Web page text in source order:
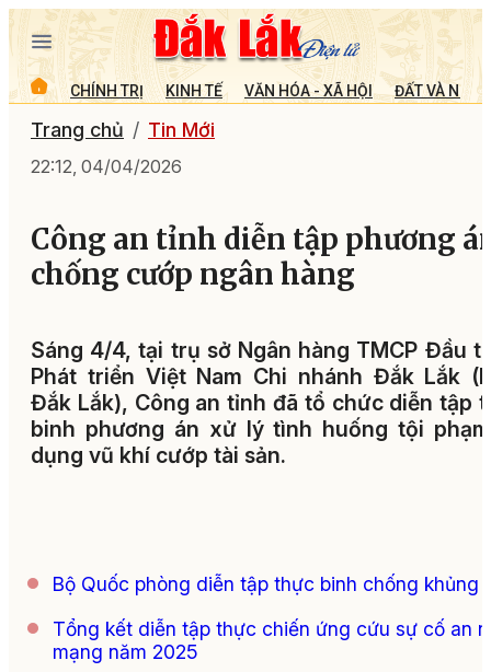
CHÍNH TRỊ KINH TẾ VĂN HÓA - XÃ HỘI ĐẤT VÀ
Trang chủ Tin Mới
22:12, 04/04/2026
Công an tỉnh diễn tập phương
chống cướp ngân hàng
Sáng 4/4, tại trụ sở Ngân hàng TMCP Đầu
Phát triển Việt Nam Chi nhánh Đắk Lắk
Đắk Lắk), Công an tỉnh đã tổ chức diễn tập
binh phương án xử lý tình huống tội
dụng vũ khí cướp tài sản.
Bộ Quốc phòng diễn tập thực binh chống khủng
Tổng kết diễn tập thực chiến ứng cứu sự cố an
mạng năm 2025